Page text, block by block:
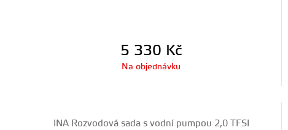
5 330 Kč
Na objednávku
INA Rozvodová sada s vodní pumpou 2,0 TFSI